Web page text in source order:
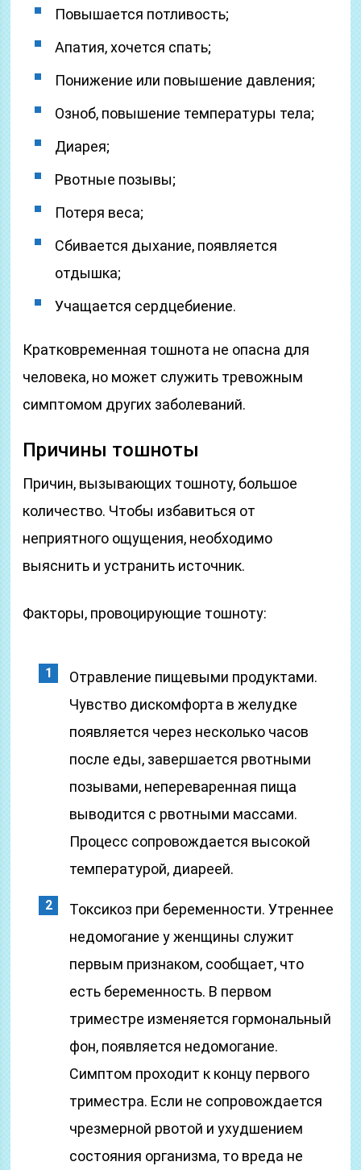
Повышается потливость;
Апатия, хочется спать;
Понижение или повышение давления;
Озноб, повышение температуры тела;
Диарея;
Рвотные позывы;
Потеря веса;
Сбивается дыхание, появляется
отдышка;
Учащается сердцебиение.
Кратковременная тошнота не опасна для
человека, но может служить тревожным
симптомом других заболеваний.
Причины тошноты
Причин, вызывающих тошноту, большое
количество. Чтобы избавиться от
неприятного ощущения, необходимо
выяснить и устранить источник.
Факторы, провоцирующие тошноту:
Отравление пищевыми продуктами.
Чувство дискомфорта в желудке
появляется через несколько часов
после еды, завершается рвотными
позывами, непереваренная пища
выводится с рвотными массами.
Процесс сопровождается высокой
температурой, диареей.
Токсикоз при беременности. Утреннее
недомогание у женщины служит
первым признаком, сообщает, что
есть беременность. В первом
триместре изменяется гормональный
фон, появляется недомогание.
Симптом проходит к концу первого
триместра. Если не сопровождается
чрезмерной рвотой и ухудшением
состояния организма, то вреда не